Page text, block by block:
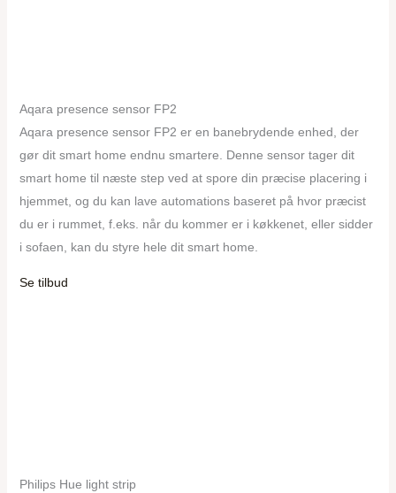
Aqara presence sensor FP2
Aqara presence sensor FP2 er en banebrydende enhed, der
gør dit smart home endnu smartere. Denne sensor tager dit
smart home til næste step ved at spore din præcise placering i
hjemmet, og du kan lave automations baseret på hvor præcist
du er i rummet, f.eks. når du kommer er i køkkenet, eller sidder
i sofaen, kan du styre hele dit smart home.
Se tilbud
Philips Hue light strip